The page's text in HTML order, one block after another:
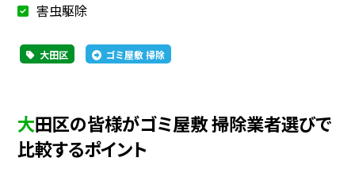
害虫駆除
大田区 ゴミ屋敷 掃除
大田区の皆様がゴミ屋敷 掃除業者選びで
比較するポイント